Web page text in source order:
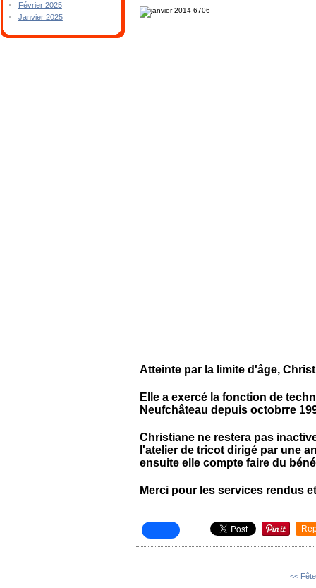
Février 2025
Janvier 2025
Atteinte par la limite d'âge,
Elle a exercé la fonction de
Neufchâteau depuis octobrre
Christiane ne restera pas
l'atelier de tricot dirigé par une
ensuite elle compte faire du
Merci pour les services rendus
<<